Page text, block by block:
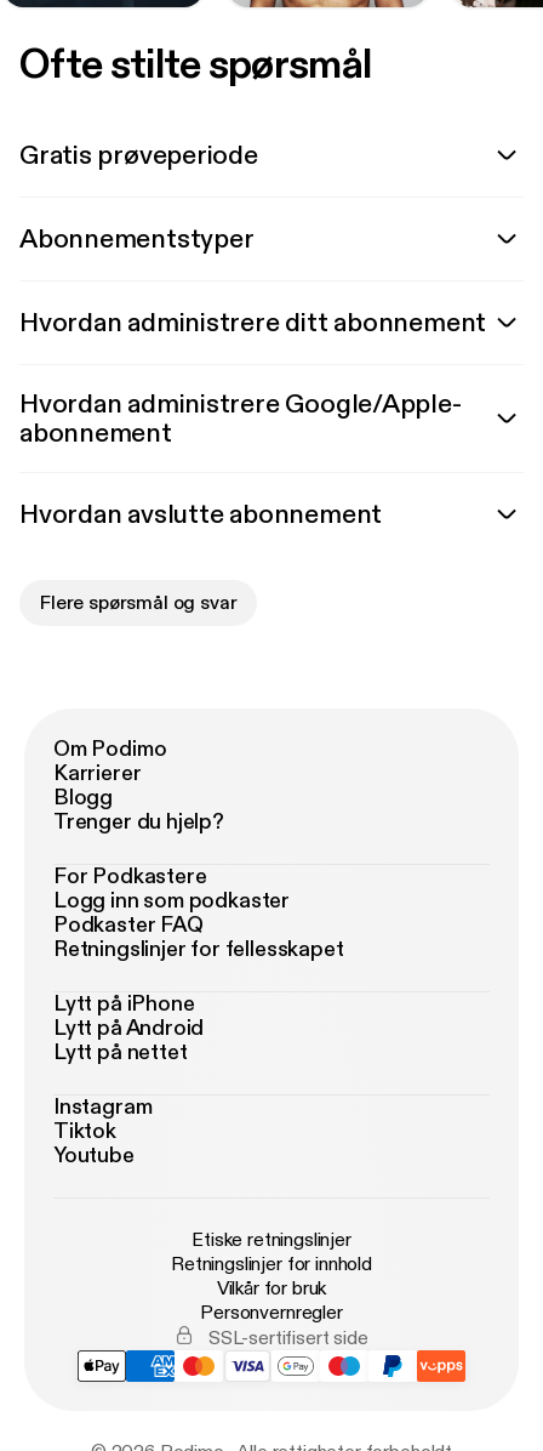
Ofte stilte spørsmål
Gratis prøveperiode
Abonnementstyper
Hvordan administrere ditt abonnement
Hvordan administrere Google/Apple-
abonnement
Hvordan avslutte abonnement
Flere spørsmål og svar
Om Podimo
Karrierer
Blogg
Trenger du hjelp?
For Podkastere
Logg inn som podkaster
Podkaster FAQ
Retningslinjer for fellesskapet
Lytt på iPhone
Lytt på Android
Lytt på nettet
Instagram
Tiktok
Youtube
Etiske retningslinjer
Retningslinjer for innhold
Vilkår for bruk
Personvernregler
SSL-sertifisert side